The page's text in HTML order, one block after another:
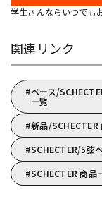
学生さんならいつでも
関連リンク
ベース/
一覧
新品/SCHECTER
SCHECTER/5弦
SCHECTER 商品